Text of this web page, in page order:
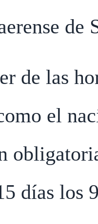
de
de las
el
días los